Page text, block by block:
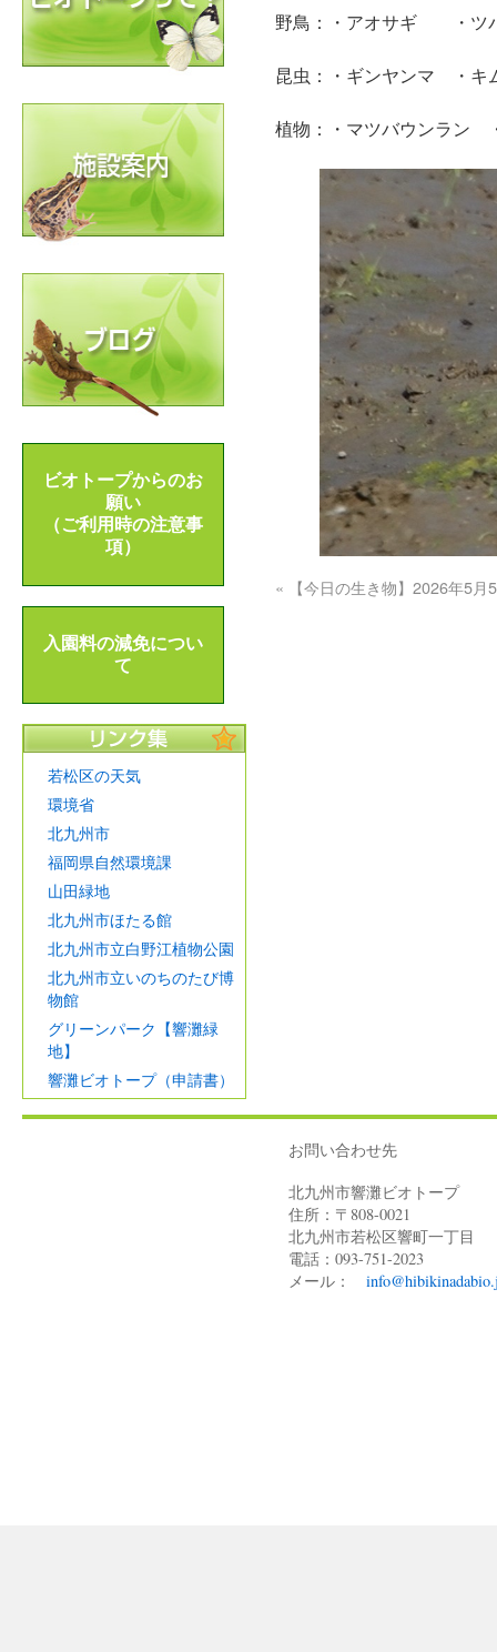
野鳥：・アオサギ ・
昆虫：・ギンヤンマ ・
植物：・マツバウンラン
« 【今日の生き物】2026年5月
ビオトープからのお
願い
（ご利用時の注意事
項）
入園料の減免につい
て
若松区の天気
環境省
北九州市
福岡県自然環境課
山田緑地
北九州市ほたる館
北九州市立白野江植物公園
北九州市立いのちのたび博
物館
グリーンパーク【響灘緑
地】
響灘ビオトープ（申請書）
お問い合わせ先
北九州市響灘ビオトープ
住所：〒808-0021
北九州市若松区響町一丁目
電話：093-751-2023
メール：